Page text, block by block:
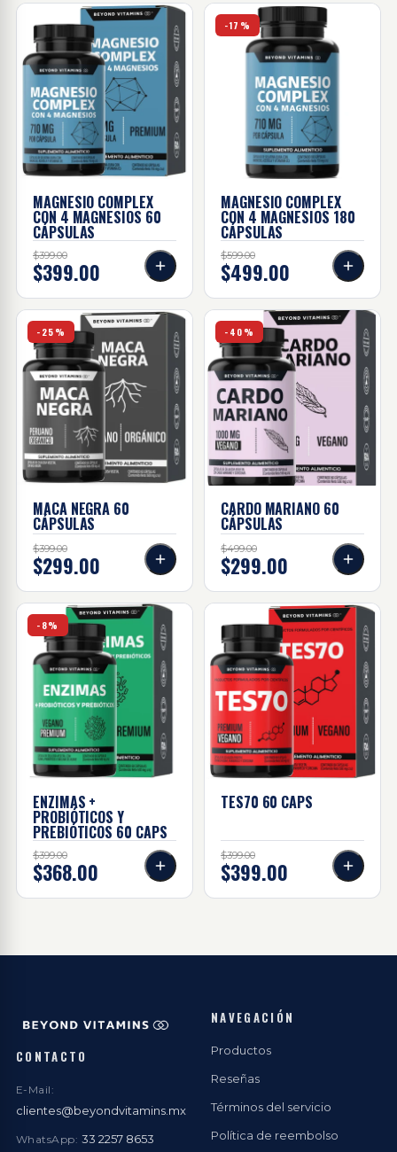
Magnesio complex con 4 magnesios - 60 cápsulas
MAGNESIO COMPLEX
CON 4 MAGNESIOS 60
CÁPSULAS
$399.00
$399.00
Magnesio complex con 4
-17%
MAGNESIO COMPLEX
CON 4 MAGNESIOS 180
CÁPSULAS
$599.00
$499.00
Maca negra - 60 cápsulas
-25%
MACA NEGRA 60
CÁPSULAS
$399.00
$299.00
Cardo Mariano - 60
-40%
CARDO MARIANO 60
CÁPSULAS
$499.00
$299.00
Enzimas + probióticos Y prebióticos 60 Caps
-8%
ENZIMAS +
PROBIÓTICOS Y
PREBIÓTICOS 60 CAPS
$399.00
$368.00
TES70 60 caps
TES70 60 CAPS
$399.00
$399.00
CONTACTO
E-Mail:
clientes@beyondvitamins.mx
WhatsApp: 33 2257 8653
NAVEGACIÓN
Productos
Reseñas
Términos del servicio
Política de reembolso